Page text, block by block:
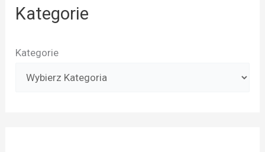
Kategorie
Kategorie